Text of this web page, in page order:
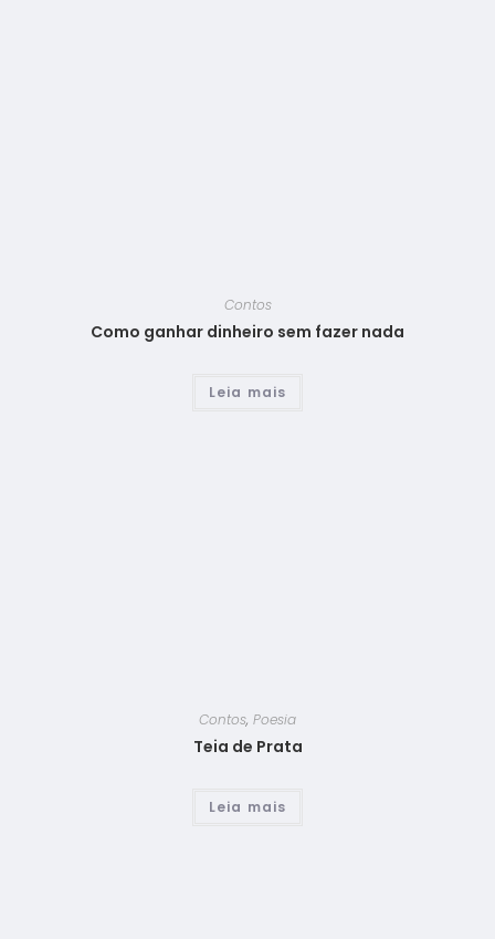
Contos
Como ganhar dinheiro sem fazer nada
Leia mais
Contos, Poesia
Teia de Prata
Leia mais